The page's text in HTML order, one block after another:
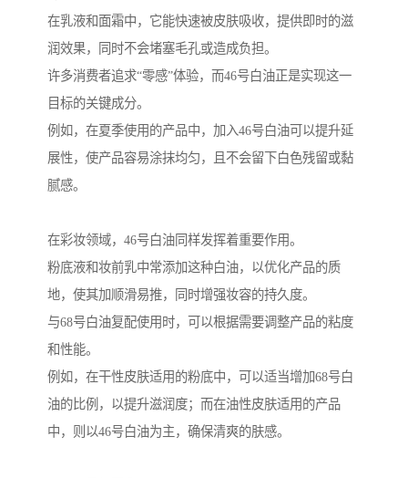
在乳液和面霜中，它能快速被皮肤吸收，提供即时的滋
润效果，同时不会堵塞毛孔或造成负担。
许多消费者追求“零感”体验，而46号白油正是实现这一
目标的关键成分。
例如，在夏季使用的产品中，加入46号白油可以提升延
展性，使产品容易涂抹均匀，且不会留下白色残留或黏
腻感。
在彩妆领域，46号白油同样发挥着重要作用。
粉底液和妆前乳中常添加这种白油，以优化产品的质
地，使其加顺滑易推，同时增强妆容的持久度。
与68号白油复配使用时，可以根据需要调整产品的粘度
和性能。
例如，在干性皮肤适用的粉底中，可以适当增加68号白
油的比例，以提升滋润度；而在油性皮肤适用的产品
中，则以46号白油为主，确保清爽的肤感。